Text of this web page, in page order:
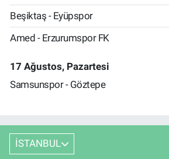
Beşiktaş - Eyüpspor
Amed - Erzurumspor FK
17 Ağustos, Pazartesi
Samsunspor - Göztepe
İSTANBUL